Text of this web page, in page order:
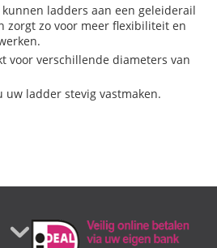
ladders aan een geleiderail
zorgt zo voor meer flexibiliteit en
voor verschillende diameters van
uw ladder stevig vastmaken.